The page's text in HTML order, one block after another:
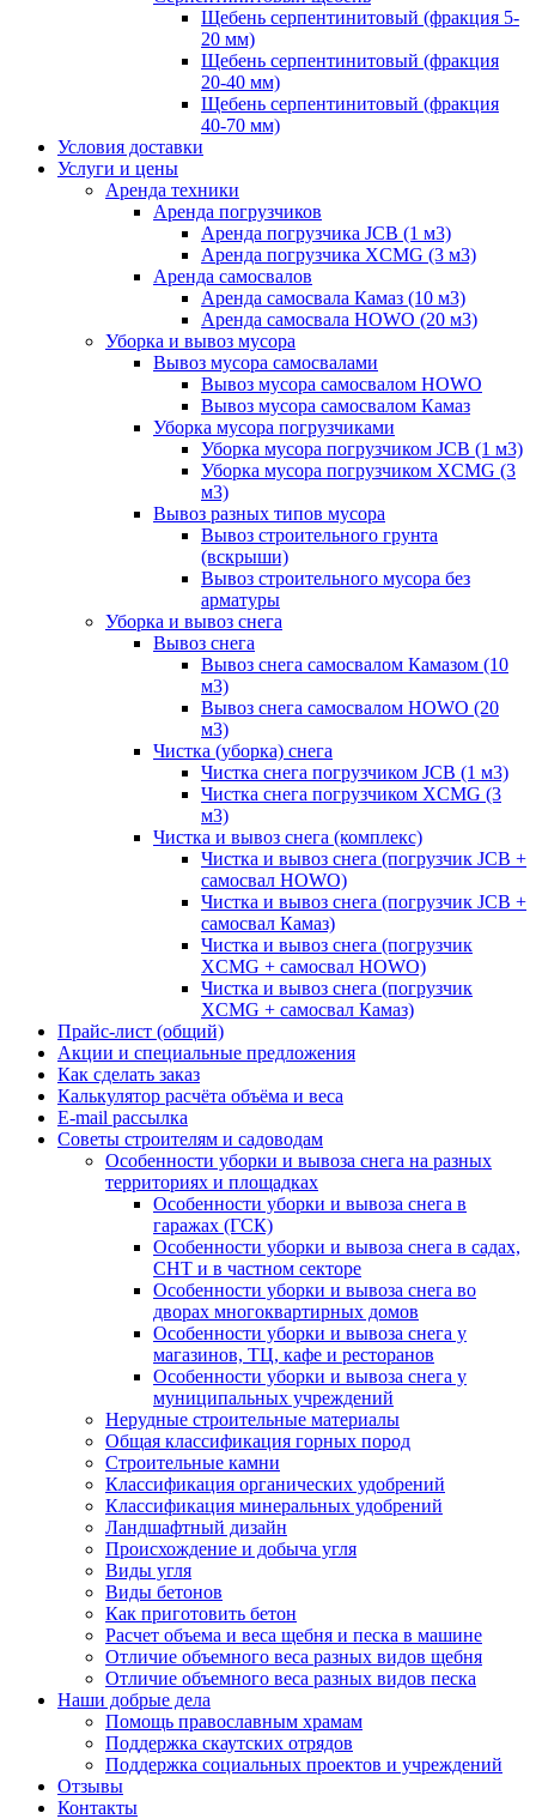
Щебень серпентинитовый (фракция 5-
20 мм)
Щебень серпентинитовый (фракция
20-40 мм)
Щебень серпентинитовый (фракция
40-70 мм)
Условия доставки
Услуги и цены
Аренда техники
Аренда погрузчиков
Аренда погрузчика JCB (1 м3)
Аренда погрузчика XCMG (3 м3)
Аренда самосвалов
Аренда самосвала Камаз (10 м3)
Аренда самосвала HOWO (20 м3)
Уборка и вывоз мусора
Вывоз мусора самосвалами
Вывоз мусора самосвалом HOWO
Вывоз мусора самосвалом Камаз
Уборка мусора погрузчиками
Уборка мусора погрузчиком JCB (1 м3)
Уборка мусора погрузчиком XCMG (3
м3)
Вывоз разных типов мусора
Вывоз строительного грунта
(вскрыши)
Вывоз строительного мусора без
арматуры
Уборка и вывоз снега
Вывоз снега
Вывоз снега самосвалом Камазом (10
м3)
Вывоз снега самосвалом HOWO (20
м3)
Чистка (уборка) снега
Чистка снега погрузчиком JCB (1 м3)
Чистка снега погрузчиком XCMG (3
м3)
Чистка и вывоз снега (комплекс)
Чистка и вывоз снега (погрузчик JCB +
самосвал HOWO)
Чистка и вывоз снега (погрузчик JCB +
самосвал Камаз)
Чистка и вывоз снега (погрузчик
XCMG + самосвал HOWO)
Чистка и вывоз снега (погрузчик
XCMG + самосвал Камаз)
Прайс-лист (общий)
Акции и специальные предложения
Как сделать заказ
Калькулятор расчёта объёма и веса
E-mail рассылка
Советы строителям и садоводам
Особенности уборки и вывоза снега на разных
территориях и площадках
Особенности уборки и вывоза снега в
гаражах (ГСК)
Особенности уборки и вывоза снега в садах,
СНТ и в частном секторе
Особенности уборки и вывоза снега во
дворах многоквартирных домов
Особенности уборки и вывоза снега у
магазинов, ТЦ, кафе и ресторанов
Особенности уборки и вывоза снега у
муниципальных учреждений
Нерудные строительные материалы
Общая классификация горных пород
Строительные камни
Классификация органических удобрений
Классификация минеральных удобрений
Ландшафтный дизайн
Происхождение и добыча угля
Виды угля
Виды бетонов
Как приготовить бетон
Расчет объема и веса щебня и песка в машине
Отличие объемного веса разных видов щебня
Отличие объемного веса разных видов песка
Наши добрые дела
Помощь православным храмам
Поддержка скаутских отрядов
Поддержка социальных проектов и учреждений
Отзывы
Контакты